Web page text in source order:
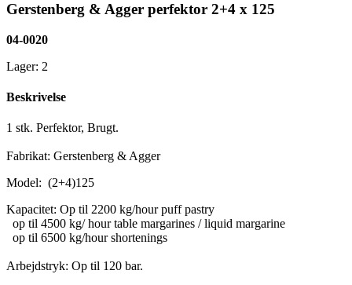
Gerstenberg & Agger perfektor 2+4 x 125
04-0020
Lager: 2
Beskrivelse
1 stk. Perfektor, Brugt.
Fabrikat: Gerstenberg & Agger
Model: (2+4)125
Kapacitet: Op til 2200 kg/hour puff pastry
op til 4500 kg/ hour table margarines / liquid margarine
op til 6500 kg/hour shortenings
Arbejdstryk: Op til 120 bar.